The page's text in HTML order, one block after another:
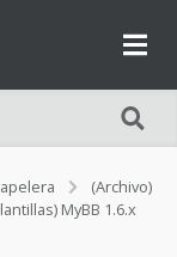
(Archivo)
MyBB 1.6.x